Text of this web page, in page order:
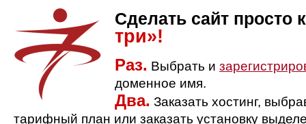
Сделать сайт просто
три»!
Раз. Выбрать и
доменное имя.
Два. Заказать хостинг,
тарифный план или заказать установку